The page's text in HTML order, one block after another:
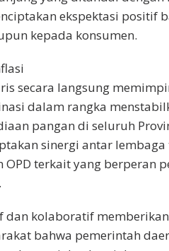
ekspektasi positif
kepada konsumen.
secara langsung
dalam rangka
pangan di seluruh
sinergi antar
OPD terkait yang berperan
dan kolaboratif memberikan
bahwa pemerintah